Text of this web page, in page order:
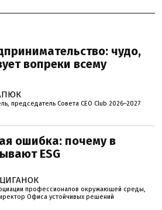
чудо,
вопреки всему
председатель Совета CEO Club 2026–2027
ошибка: почему в
ESG
профессионалов окружающей среды,
Офиса устойчивых решений